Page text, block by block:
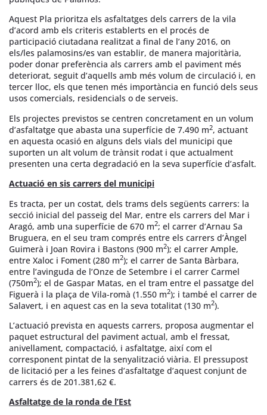
Aquest Pla prioritza els asfaltatges dels carrers de la vila
d’acord amb els criteris establerts en el procés de
participació ciutadana realitzat a final de l’any 2016, on
els/les palamosins/es van establir, de manera majoritària,
poder donar preferència als carrers amb el paviment més
deteriorat, seguit d’aquells amb més volum de circulació i, en
tercer lloc, els que tenen més importància en funció dels seus
usos comercials, residencials o de serveis.
Els projectes previstos se centren concretament en un volum
d’asfaltatge que abasta una superfície de 7.490 m2, actuant
en aquesta ocasió en alguns dels vials del municipi que
suporten un alt volum de trànsit rodat i que actualment
presenten una certa degradació en la seva superfície d’asfalt.
Actuació en sis carrers del municipi
Es tracta, per un costat, dels trams dels següents carrers: la
secció inicial del passeig del Mar, entre els carrers del Mar i
Aragó, amb una superfície de 670 m2; el carrer d’Arnau Sa
Bruguera, en el seu tram comprés entre els carrers d’Àngel
Guimerà i Joan Rovira i Bastons (900 m2); el carrer Ample,
entre Xaloc i Foment (280 m2); el carrer de Santa Bàrbara,
entre l’avinguda de l’Onze de Setembre i el carrer Carmel
(750m2); el de Gaspar Matas, en el tram entre el passatge del
Figuerà i la plaça de Vila-romà (1.550 m2); i també el carrer de
Salavert, i en aquest cas en la seva totalitat (130 m2).
L’actuació prevista en aquests carrers, proposa augmentar el
paquet estructural del paviment actual, amb el fressat,
anivellament, compactació, i asfaltatge, així com el
corresponent pintat de la senyalització viària. El pressupost
de licitació per a les feines d’asfaltatge d’aquest conjunt de
carrers és de 201.381,62 €.
Asfaltatge de la ronda de l’Est